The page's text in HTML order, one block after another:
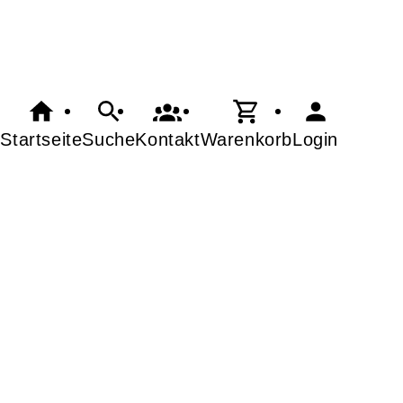
StartseiteSucheKontaktWarenkorbLogin